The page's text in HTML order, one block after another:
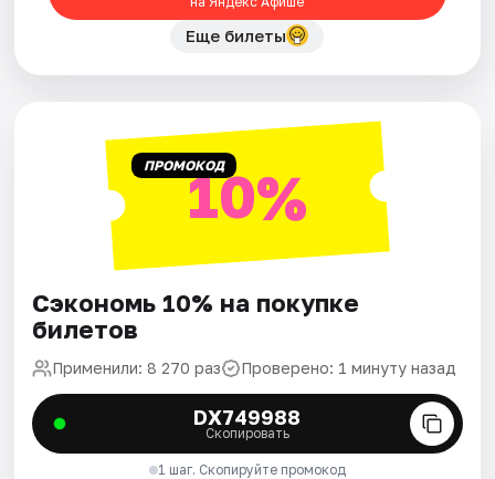
Еще билеты
ПРОМОКОД10%
Сэкономь 10% на покупке
билетов
Применили: 8 270 раз Проверено: 1 минуту назад
DX749988
Скопировать
1 шаг. Скопируйте промокод